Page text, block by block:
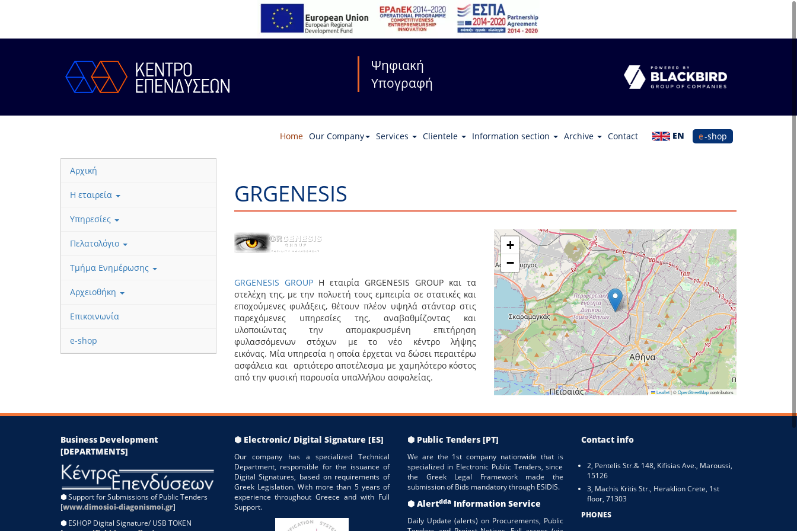
Ψηφιακή
Υπογραφή
Home Our Company Services Clientele Information section Archive Contact EN e-shop
Αρχική
Η εταιρεία
Υπηρεσίες
Πελατολόγιο
Τμήμα Ενημέρωσης
Αρχειοθήκη
Επικοινωνία
e-shop
GRGENESIS
GRGENESIS GROUPΗ εταιρία GRGENESIS GROUP και τα
στελέχη της, με την πολυετή τους εμπειρία σε στατικές και
εποχούμενες φυλάξεις, θέτουν πλέον υψηλά στάνταρ στις
παρεχόμενες υπηρεσίες της, αναβαθμίζοντας και
υλοποιώντας την απομακρυσμένη επιτήρηση
φυλασσόμενων στόχων με το νέο κέντρο λήψης
εικόνας. Μία υπηρεσία η οποία έρχεται να δώσει περαιτέρω
ασφάλεια και αρτιότερο αποτέλεσμα με χαμηλότερο κόστος
από την φυσική παρουσία υπαλλήλου ασφαλείας.
+
−
Leaflet|©OpenStreetMapcontributors
Business Development
[DEPARTMENTS]
⬢Support for Submissions of Public Tenders
[www.dimosioi-diagonismoi.gr]
⬢ ESHOP Digital Signature/ USB TOKEN
⬢ Electronic/ Digital Signature [ES]
Our company has a specialized Technical
Department, responsible for the issuance of
Digital Signatures, based on requirements of
Greek Legislation. With more than 5 years of
experience throughout Greece and with Full
Support.
⬢ Public Tenders [PT]
We are the 1st company nationwide that is
specialized in Electronic Public Tenders, since
the Greek Legal Framework made the
submission of Bids mandatory through ESIDIS.
⬢ Alertdda Information Service
Daily Update (alerts) on Procurements, Public
Contact info
2, Pentelis Str.& 148, Kifisias Ave., Maroussi,
15126
3, Machis Kritis Str., Heraklion Crete, 1st
floor, 71303
PHONES